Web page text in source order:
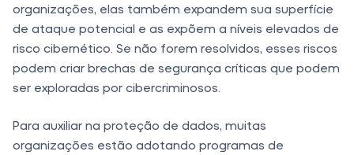
organizações, elas também expandem sua superfície
de ataque potencial e as expõem a níveis elevados de
risco cibernético. Se não forem resolvidos, esses riscos
podem criar brechas de segurança críticas que podem
ser exploradas por cibercriminosos.
Para auxiliar na proteção de dados, muitas
organizações estão adotando programas de